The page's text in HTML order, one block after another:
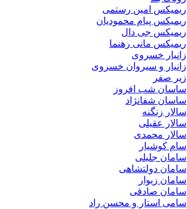
رستمی
محمودیان
دال
رهنما
سیروان خسروی
افروز
و محسن راد